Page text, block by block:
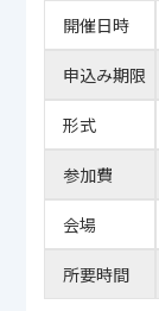
開催日時
申込み期限
形式
参加費
会場
所要時間